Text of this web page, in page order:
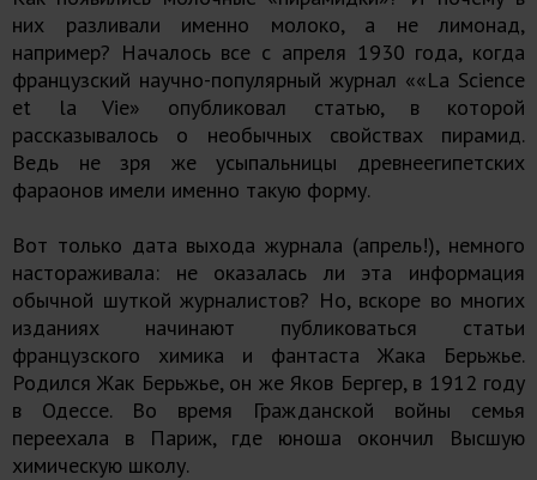
них разливали именно молоко, а не лимонад,
например? Началось все с апреля 1930 года, когда
французский научно-популярный журнал ««La Science
et la Vie» опубликовал статью, в которой
рассказывалось о необычных свойствах пирамид.
Ведь не зря же усыпальницы древнеегипетских
фараонов имели именно такую форму.
Вот только дата выхода журнала (апрель!), немного
настораживала: не оказалась ли эта информация
обычной шуткой журналистов? Но, вскоре во многих
изданиях начинают публиковаться статьи
французского химика и фантаста Жака Берьжье.
Родился Жак Берьжье, он же Яков Бергер, в 1912 году
в Одессе. Во время Гражданской войны семья
переехала в Париж, где юноша окончил Высшую
химическую школу.